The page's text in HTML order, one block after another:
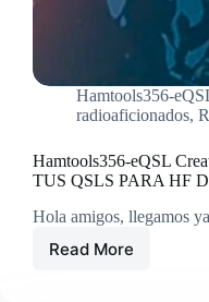
Hamtools356-
radioaficionados,
Hamtools356-eQSL
TUS QSLS PARA HF
Hola amigos, llegamos
Read MoreHamtools356-